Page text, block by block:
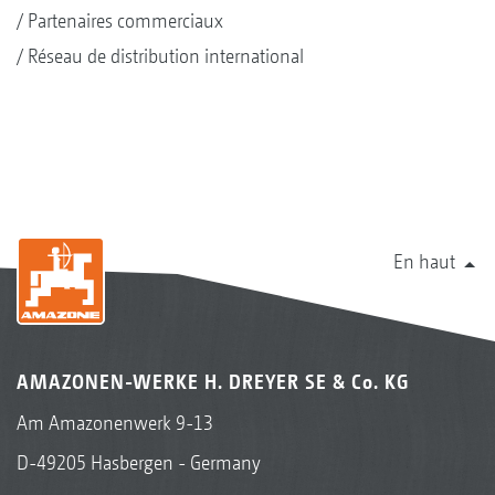
Partenaires commerciaux
Réseau de distribution international
En haut
AMAZONEN-WERKE H. DREYER SE & Co. KG
Am Amazonenwerk 9-13
D-49205 Hasbergen - Germany